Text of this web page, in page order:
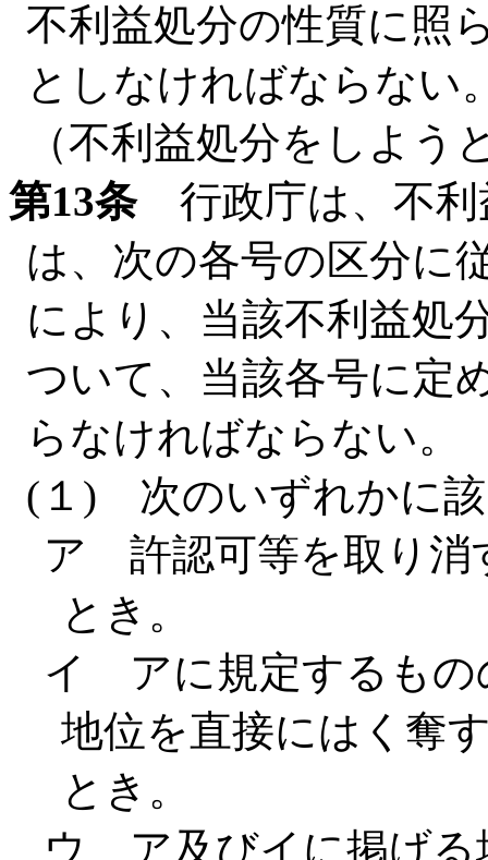
不利益処分の性質に照
としなければならない
（不利益処分をしよう
第13条行政庁は、不利
は、次の各号の区分に
により、当該不利益処
ついて、当該各号に定
らなければならない。
(１) 次のいずれかに
ア 許認可等を取り消
とき。
イ アに規定するもの
地位を直接にはく奪
とき。
ウ ア及びイに掲げる